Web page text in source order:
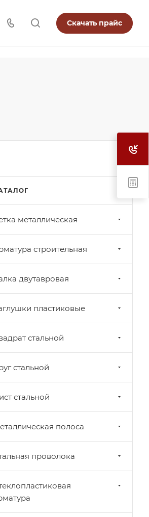
Скачать прайс
металлическая
строительная
двутавровая
пластиковые
стальной
стальной
стальной
полоса
проволока